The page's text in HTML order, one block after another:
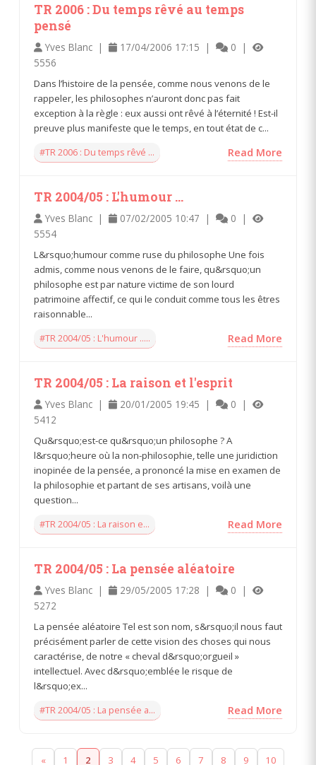
TR 2006 : Du temps rêvé au temps
pensé
Yves Blanc | 17/04/2006 17:15 |
0 |
5556
Dans l’histoire de la pensée, comme nous venons de le
rappeler, les philosophes n’auront donc pas fait
exception à la règle : eux aussi ont rêvé à l’éternité ! Est-il
preuve plus manifeste que le temps, en tout état de c...
#TR 2006 : Du temps rêvé ...
Read More
TR 2004/05 : L'humour ...
Yves Blanc | 07/02/2005 10:47 |
0 |
5554
L&rsquo;humour comme ruse du philosophe Une fois
admis, comme nous venons de le faire, qu&rsquo;un
philosophe est par nature victime de son lourd
patrimoine affectif, ce qui le conduit comme tous les êtres
raisonnable...
#TR 2004/05 : L'humour .....
Read More
TR 2004/05 : La raison et l'esprit
Yves Blanc | 20/01/2005 19:45 |
0 |
5412
Qu&rsquo;est-ce qu&rsquo;un philosophe ? A
l&rsquo;heure où la non-philosophie, telle une juridiction
inopinée de la pensée, a prononcé la mise en examen de
la philosophie et partant de ses artisans, voilà une
question...
#TR 2004/05 : La raison e...
Read More
TR 2004/05 : La pensée aléatoire
Yves Blanc | 29/05/2005 17:28 |
0 |
5272
La pensée aléatoire Tel est son nom, s&rsquo;il nous faut
précisément parler de cette vision des choses qui nous
caractérise, de notre « cheval d&rsquo;orgueil »
intellectuel. Avec d&rsquo;emblée le risque de
l&rsquo;ex...
#TR 2004/05 : La pensée a...
Read More
« 1 2 3 4 5 6 7 8 9 10